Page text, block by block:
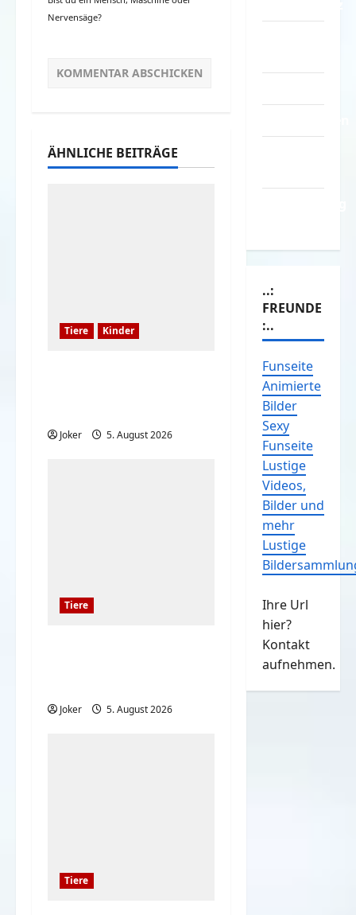
Nervensäge?
ÄHNLICHE BEITRÄGE
Tiere Kinder
Joker 5. August 2026
Tiere
Joker 5. August 2026
Tiere
..:
FREUNDE
:..
Funseite
Animierte
Bilder
Sexy
Funseite
Lustige
Videos,
Bilder und
mehr
Lustige
Ihre Url
hier?
Kontakt
aufnehmen.